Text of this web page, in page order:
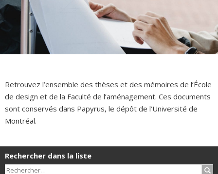
Retrouvez l’ensemble des thèses et des mémoires de l’École
de design et de la Faculté de l’aménagement. Ces documents
sont conservés dans Papyrus, le dépôt de l’Université de
Montréal.
Rechercher dans la liste